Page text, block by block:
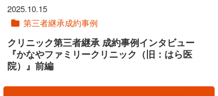
2025.10.15
第三者継承成約事例
クリニック第三者継承 成約事例インタビュー
『かなやファミリークリニック（旧：はら医
院）』前編